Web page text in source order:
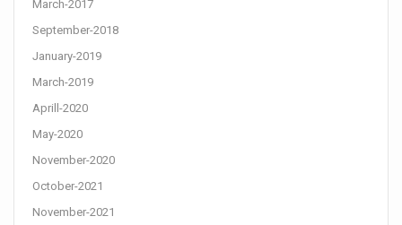
March-2017
September-2018
January-2019
March-2019
Aprill-2020
May-2020
November-2020
October-2021
November-2021